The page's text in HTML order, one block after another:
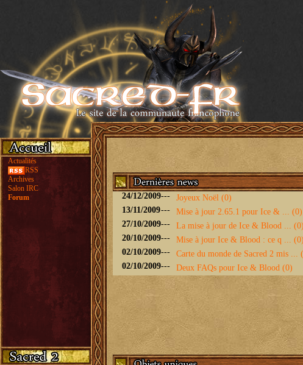
Actualités
RSS
Archives
Salon IRC
Forum
24/12/2009---
Joyeux Noël (0)
13/11/2009---
Mise à jour 2.65.1 pour Ice & ... (0)
27/10/2009---
La mise à jour de Ice & Blood ... (0)
20/10/2009---
Mise à jour Ice & Blood : ce q ... (0)
02/10/2009---
Carte du monde de Sacred 2 mis ...
02/10/2009--- Deux FAQs pour Ice & Blood (0)